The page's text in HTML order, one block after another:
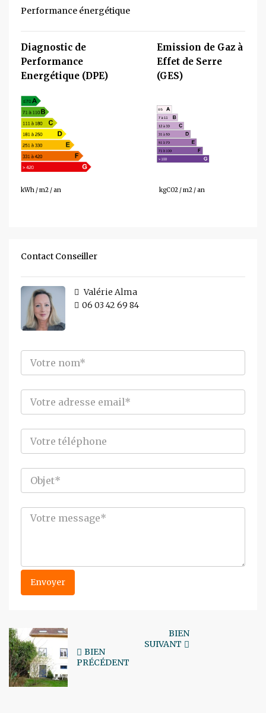
Performance énergétique
Diagnostic de
Performance
Energétique (DPE)
Emission de Gaz à
Effet de Serre
(GES)
kWh / m2 / an kgCO2 / m2 / an
Contact Conseiller
Valérie Alma
06 03 42 69 84
BIEN
PRÉCÉDENT
BIEN
SUIVANT